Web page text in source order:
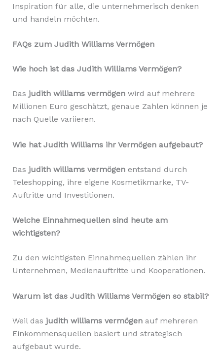
Inspiration für alle, die unternehmerisch denken
und handeln möchten.
FAQs zum Judith Williams Vermögen
Wie hoch ist das Judith Williams Vermögen?
Das judith williams vermögenwird auf mehrere
Millionen Euro geschätzt, genaue Zahlen können je
nach Quelle variieren.
Wie hat Judith Williams ihr Vermögen aufgebaut?
Das judith williams vermögenentstand durch
Teleshopping, ihre eigene Kosmetikmarke, TV-
Auftritte und Investitionen.
Welche Einnahmequellen sind heute am
wichtigsten?
Zu den wichtigsten Einnahmequellen zählen ihr
Unternehmen, Medienauftritte und Kooperationen.
Warum ist das Judith Williams Vermögen so stabil?
Weil das judith williams vermögenauf mehreren
Einkommensquellen basiert und strategisch
aufgebaut wurde.